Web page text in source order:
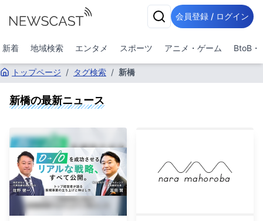
会員登録 / ログイン
新着 地域検索 エンタメ スポーツ アニメ・ゲーム BtoB・
トップページ / タグ検索 / 新橋
新橋の最新ニュース